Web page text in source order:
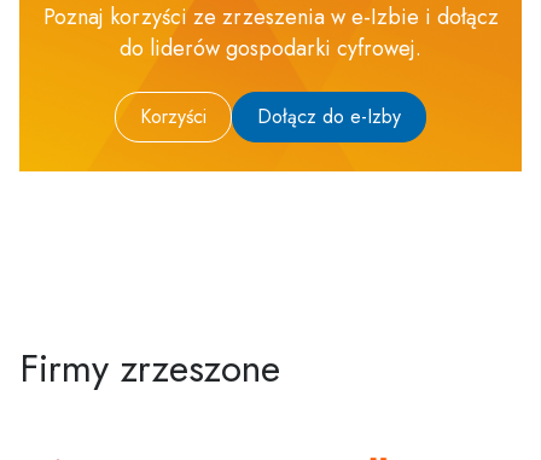
Poznaj korzyści ze zrzeszenia w e-Izbie i dołącz
do liderów gospodarki cyfrowej.
Korzyści Dołącz do e-Izby
Firmy zrzeszone